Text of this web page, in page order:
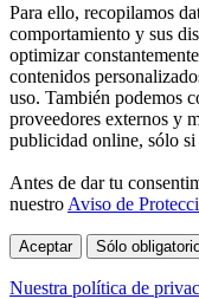
Para ello, recopilamos
comportamiento y sus
optimizar
contenidos
uso. También podemos
proveedores externos y
publicidad online, sólo
Antes de dar tu
nuestro Aviso de
Aceptar Sólo
Nuestra política de